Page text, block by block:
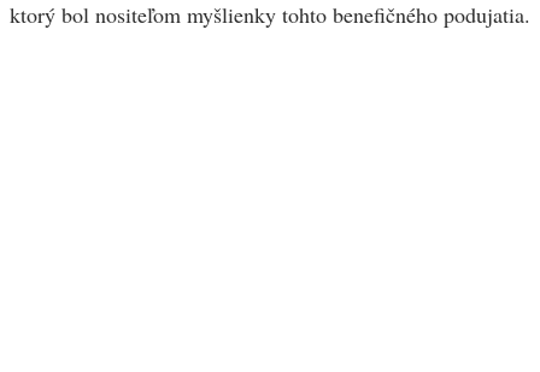
ktorý bol nositeľom myšlienky tohto benefičného podujatia.